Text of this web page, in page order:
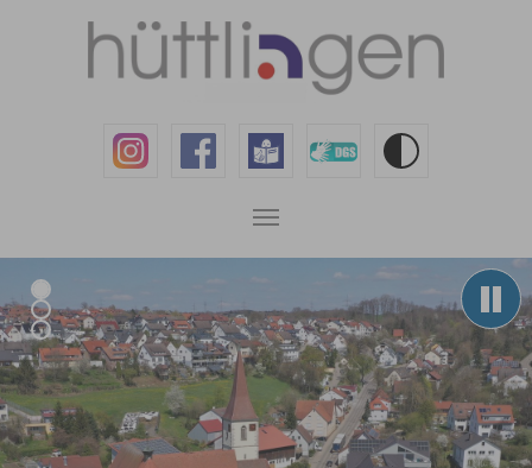
Zum Hauptinhalt springen